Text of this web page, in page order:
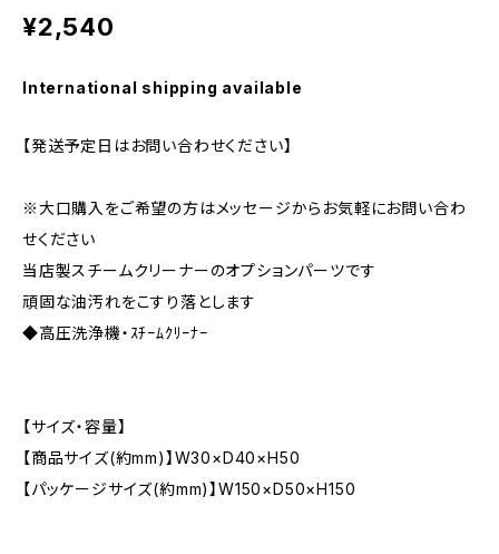
¥2,540
International shipping available
【発送予定日はお問い合わせください】
※大口購入をご希望の方はメッセージからお気軽にお問い合わ
せください
当店製スチームクリーナーのオプションパーツです
頑固な油汚れをこすり落とします
◆高圧洗浄機・ｽﾁｰﾑｸﾘｰﾅｰ
【サイズ・容量】
【商品サイズ(約mm)】W30×D40×H50
【パッケージサイズ(約mm)】W150×D50×H150